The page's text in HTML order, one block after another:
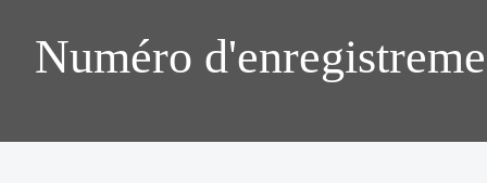
Numéro